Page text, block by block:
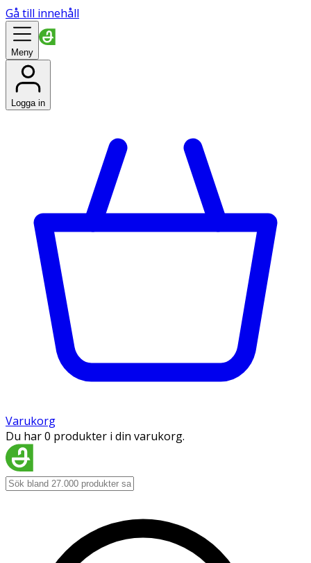
Gå till innehåll
Meny
Logga in
Varukorg
Du har 0 produkter i din varukorg.